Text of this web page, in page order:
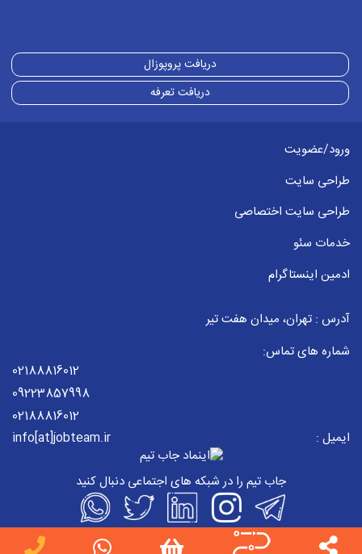
دریافت پروپوزال
دریافت تعرفه
ورود/عضویت
طراحی سایت
طراحی سایت اختصاصی
خدمات سئو
ادمین اینستاگرام
آدرس : تهران، میدان هفت تیر
شماره های تماس:
02188816012
09223857998
02188816012
ایمیل :
info[at]jobteam.ir
جاب تیم را در شبکه های اجتماعی دنبال کنید